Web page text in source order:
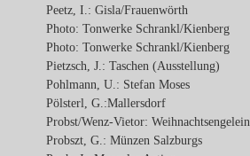
Peetz, I.: Gisla/Frauenwörth
Photo: Tonwerke Schrankl/Kienberg
Photo: Tonwerke Schrankl/Kienberg
Pietzsch, J.: Taschen (Ausstellung)
Pohlmann, U.: Stefan Moses
Pölsterl, G.:Mallersdorf
Probst/Wenz-Vietor: Weihnachtsengelein
Probszt, G.: Münzen Salzburgs